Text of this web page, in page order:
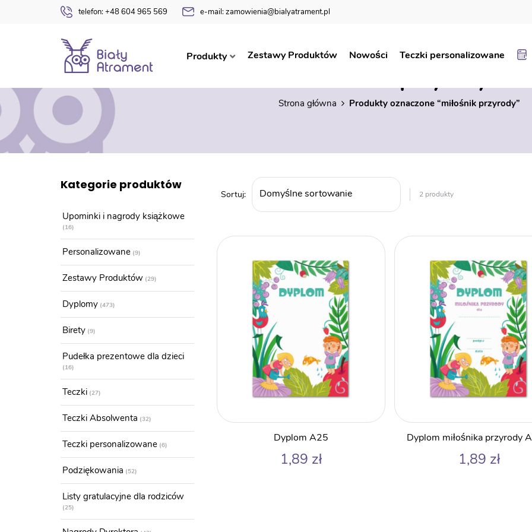
telefon: +48 604 965 569 e-mail: zamowienia@bialyatrament.pl
Produkty Zestawy Produktów Nowości Teczki personalizowane
miłośnik przyrody
Strona główna Produkty oznaczone “miłośnik przyrody”
2 produkty
Dyplom A25
1,89 zł
Dyplom miłośnika przyrody
1,89 zł
Kategorie produktów
Upominki i nagrody książkowe
16
Personalizowane 9
Zestawy Produktów 29
Dyplomy 473
Birety 9
Pudełka prezentowe dla dzieci
16
Teczki 27
Teczki Absolwenta 32
Teczki personalizowane 6
Podziękowania 52
Listy gratulacyjne dla rodziców
25